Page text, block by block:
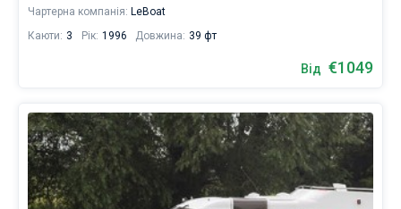
Чартерна компанія: LeBoat
Каюти: 3 Рік: 1996 Довжина: 39 фт
Від €1049